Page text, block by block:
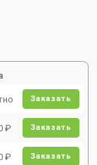
Заказать
₽ Заказать
₽ Заказать